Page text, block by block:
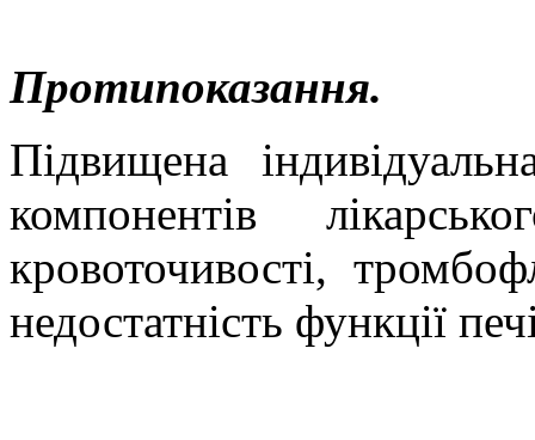
Протипоказання.
Підвищена
компонентів
кровоточивості,
недостатність функції